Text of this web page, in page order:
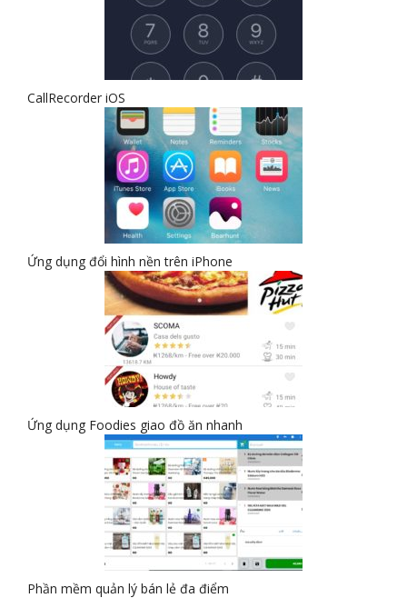
CallRecorder iOS
Ứng dụng đổi hình nền trên iPhone
Ứng dụng Foodies giao đồ ăn nhanh
Phần mềm quản lý bán lẻ đa điểm